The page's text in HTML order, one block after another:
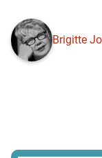
Brigitte